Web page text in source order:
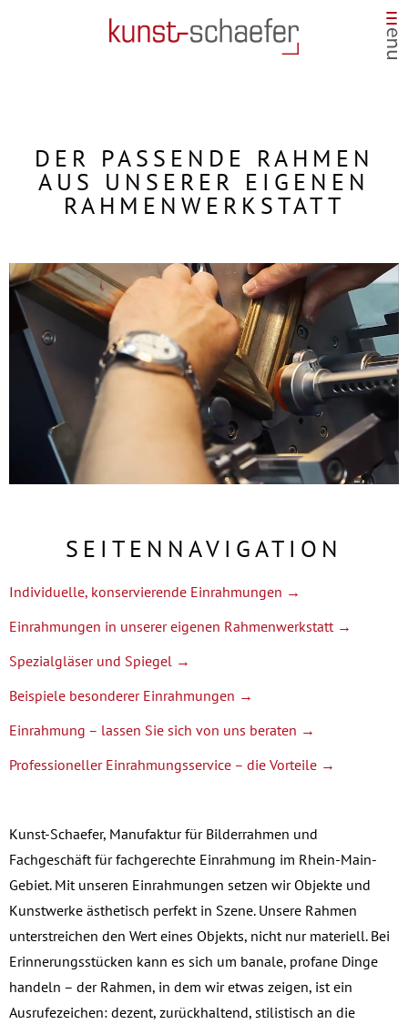
DER PASSENDE RAHMEN
AUS UNSERER EIGENEN
RAHMENWERKSTATT
SEITENNAVIGATION
Individuelle, konservierende Einrahmungen →
Einrahmungen in unserer eigenen Rahmenwerkstatt →
Spezialgläser und Spiegel →
Beispiele besonderer Einrahmungen →
Einrahmung – lassen Sie sich von uns beraten →
Professioneller Einrahmungsservice – die Vorteile →
Kunst-Schaefer, Manufaktur für Bilderrahmen und
Fachgeschäft für fachgerechte Einrahmung im Rhein-Main-
Gebiet. Mit unseren Einrahmungen setzen wir Objekte und
Kunstwerke ästhetisch perfekt in Szene. Unsere Rahmen
unterstreichen den Wert eines Objekts, nicht nur materiell. Bei
Erinnerungsstücken kann es sich um banale, profane Dinge
handeln – der Rahmen, in dem wir etwas zeigen, ist ein
Ausrufezeichen: dezent, zurückhaltend, stilistisch an die